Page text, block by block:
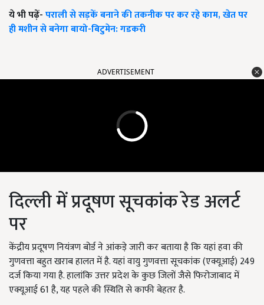
ये भी पढ़ें-पराली से सड़कें बनाने की तकनीक पर कर रहे काम, खेत पर
ही मशीन से बनेगा बायो-बिटुमेन: गडकरी
ADVERTISEMENT
दिल्ली में प्रदूषण सूचकांक रेड अलर्ट
पर
केंद्रीय प्रदूषण नियंत्रण बोर्ड ने आंकड़े जारी कर बताया है कि यहां हवा की
गुणवत्ता बहुत खराब हालत में है. यहां वायु गुणवत्ता सूचकांक (एक्यूआई) 249
दर्ज किया गया है. हालांकि उत्तर प्रदेश के कुछ जिलों जैसे फिरोजाबाद में
एक्यूआई 61 है, यह पहले की स्थिति से काफी बेहतर है.